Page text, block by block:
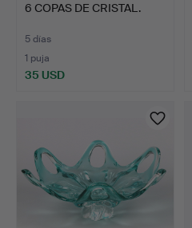
6 COPAS DE CRISTAL.
5 días
1 puja
35 USD